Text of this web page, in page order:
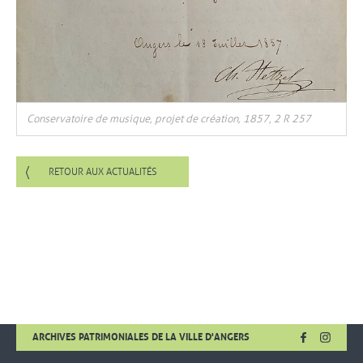
Conservatoire de musique, projet de création, 1857, 2 R 257
RETOUR AUX ACTUALITÉS
ARCHIVES PATRIMONIALES DE LA VILLE D'ANGERS FACEBOOK
, OUVRE
,